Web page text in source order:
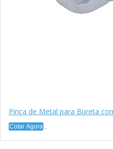
Pinça de Metal para Bureta
Cotar Agora